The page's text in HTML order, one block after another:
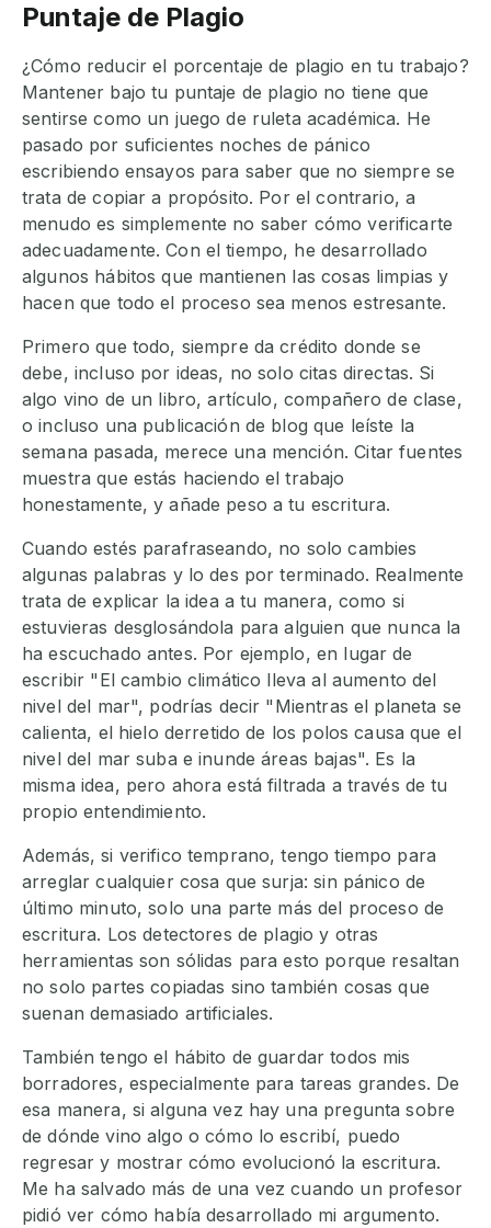
Puntaje de Plagio
¿Cómo reducir el porcentaje de plagio en tu trabajo?
Mantener bajo tu puntaje de plagio no tiene que
sentirse como un juego de ruleta académica. He
pasado por suficientes noches de pánico
escribiendo ensayos para saber que no siempre se
trata de copiar a propósito. Por el contrario, a
menudo es simplemente no saber cómo verificarte
adecuadamente. Con el tiempo, he desarrollado
algunos hábitos que mantienen las cosas limpias y
hacen que todo el proceso sea menos estresante.
Primero que todo, siempre da crédito donde se
debe, incluso por ideas, no solo citas directas. Si
algo vino de un libro, artículo, compañero de clase,
o incluso una publicación de blog que leíste la
semana pasada, merece una mención. Citar fuentes
muestra que estás haciendo el trabajo
honestamente, y añade peso a tu escritura.
Cuando estés parafraseando, no solo cambies
algunas palabras y lo des por terminado. Realmente
trata de explicar la idea a tu manera, como si
estuvieras desglosándola para alguien que nunca la
ha escuchado antes. Por ejemplo, en lugar de
escribir "El cambio climático lleva al aumento del
nivel del mar", podrías decir "Mientras el planeta se
calienta, el hielo derretido de los polos causa que el
nivel del mar suba e inunde áreas bajas". Es la
misma idea, pero ahora está filtrada a través de tu
propio entendimiento.
Además, si verifico temprano, tengo tiempo para
arreglar cualquier cosa que surja: sin pánico de
último minuto, solo una parte más del proceso de
escritura. Los detectores de plagio y otras
herramientas son sólidas para esto porque resaltan
no solo partes copiadas sino también cosas que
suenan demasiado artificiales.
También tengo el hábito de guardar todos mis
borradores, especialmente para tareas grandes. De
esa manera, si alguna vez hay una pregunta sobre
de dónde vino algo o cómo lo escribí, puedo
regresar y mostrar cómo evolucionó la escritura.
Me ha salvado más de una vez cuando un profesor
pidió ver cómo había desarrollado mi argumento.